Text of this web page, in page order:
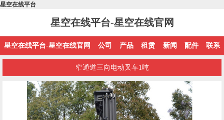
星空在线平台
星空在线平台-星空在线官网
星空在线平台-星空在线官网 公司 产品 租赁 新闻 配件 联系
窄通道三向电动叉车1吨